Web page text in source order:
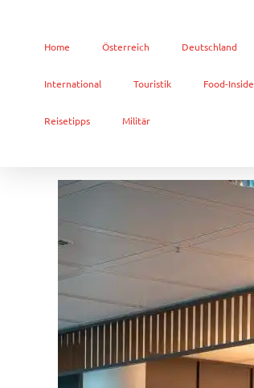
Home Österreich Deutschland
International Touristik Food-
Reisetipps Militär